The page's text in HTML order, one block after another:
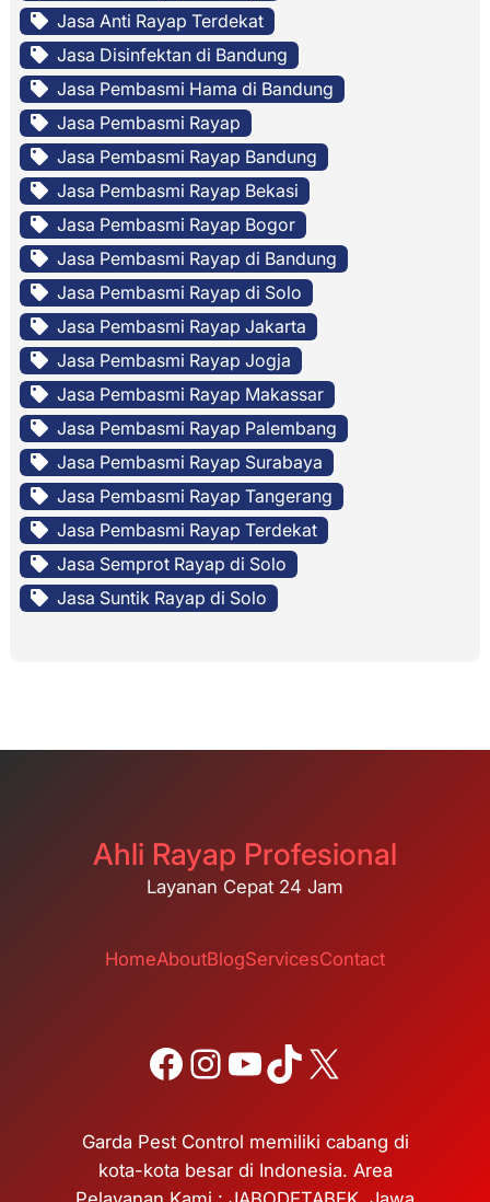
Jasa Anti Rayap Terdekat
Jasa Disinfektan di Bandung
Jasa Pembasmi Hama di Bandung
Jasa Pembasmi Rayap
Jasa Pembasmi Rayap Bandung
Jasa Pembasmi Rayap Bekasi
Jasa Pembasmi Rayap Bogor
Jasa Pembasmi Rayap di Bandung
Jasa Pembasmi Rayap di Solo
Jasa Pembasmi Rayap Jakarta
Jasa Pembasmi Rayap Jogja
Jasa Pembasmi Rayap Makassar
Jasa Pembasmi Rayap Palembang
Jasa Pembasmi Rayap Surabaya
Jasa Pembasmi Rayap Tangerang
Jasa Pembasmi Rayap Terdekat
Jasa Semprot Rayap di Solo
Jasa Suntik Rayap di Solo
Ahli Rayap Profesional
Layanan Cepat 24 Jam
HomeAboutBlogServicesContact
Facebook Instagram YouTube TikTok X
Garda Pest Control memiliki cabang di
kota-kota besar di Indonesia. Area